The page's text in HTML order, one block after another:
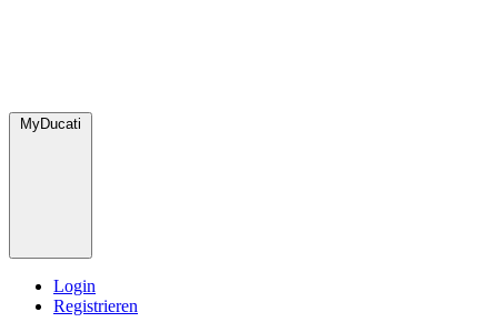
MyDucati
Login
Registrieren